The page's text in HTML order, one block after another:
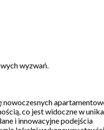
wyzwań.
nowoczesnych
co jest widoczne w
i innowacyjne podejścia